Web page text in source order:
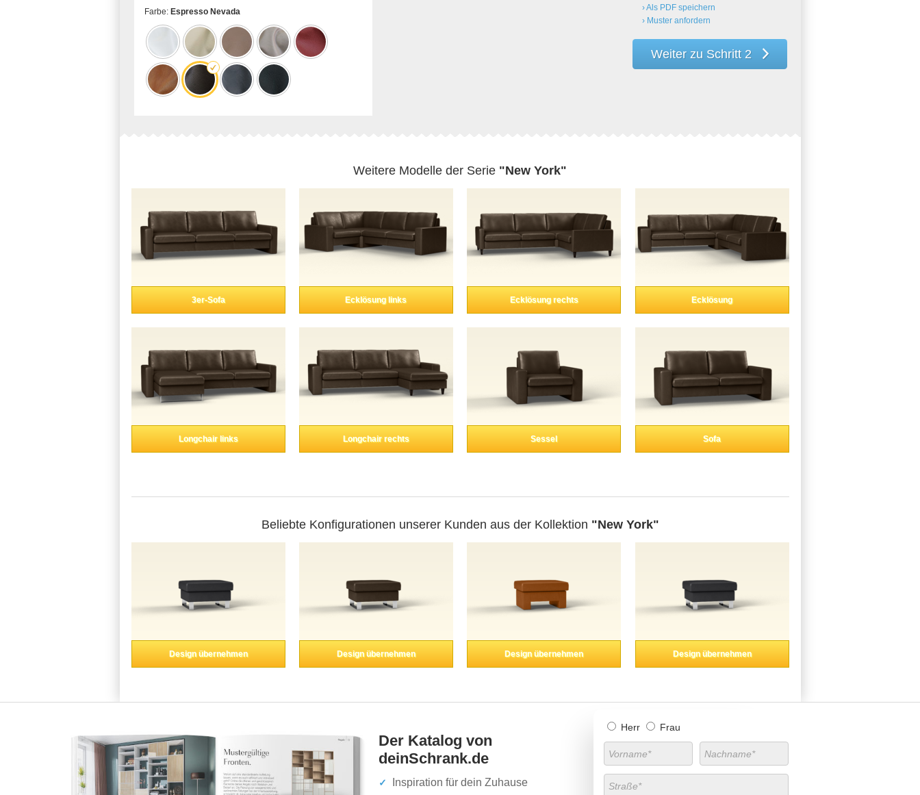
Farbe: Espresso Nevada
› Als PDF speichern
› Muster anfordern
Weiter zu Schritt 2
Weitere Modelle der Serie "New York"
3er-Sofa Ecklösung links Ecklösung rechts Ecklösung
Longchair links Longchair rechts Sessel Sofa
Beliebte Konfigurationen unserer Kunden aus der Kollektion "New York"
Design übernehmen Design übernehmen Design übernehmen Design übernehmen
Der Katalog von
deinSchrank.de
Inspiration für dein Zuhause
Herr Frau